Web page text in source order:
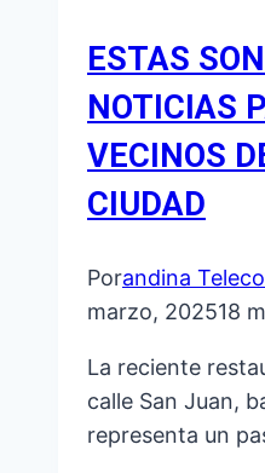
ESTAS
NOTICIAS
VECINOS
CIUDAD
Porandina
marzo, 202518
La reciente
calle San Juan,
representa un